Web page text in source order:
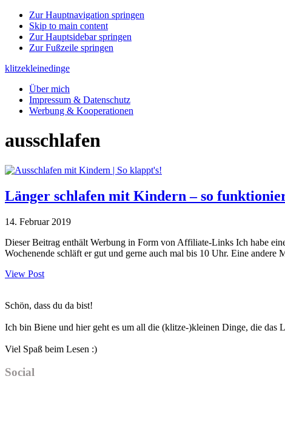
Zur Hauptnavigation springen
Skip to main content
Zur Hauptsidebar springen
Zur Fußzeile springen
klitzekleinedinge
Über mich
Impressum & Datenschutz
Werbung & Kooperationen
ausschlafen
Länger schlafen mit Kindern – so
14. Februar 2019
Dieser Beitrag enthält Werbung in Form von Affiliate-Links Ich habe
Wochenende schläft er gut und gerne auch mal bis 10 Uhr. Eine
View Post
Sidebar
Schön, dass du da bist!
Ich bin Biene und hier geht es um all die (klitze-)kleinen Dinge, die das
Viel Spaß beim Lesen :)
Social